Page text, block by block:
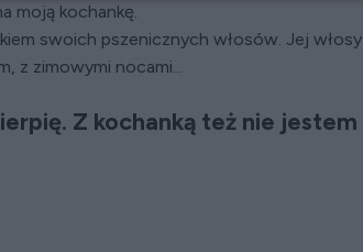
moją kochankę.
swoich pszenicznych włosów. Jej włosy
z zimowymi nocami...
Z kochanką też nie jestem